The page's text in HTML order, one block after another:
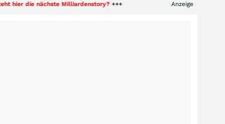
Milliardenstory?+++ Anzeige